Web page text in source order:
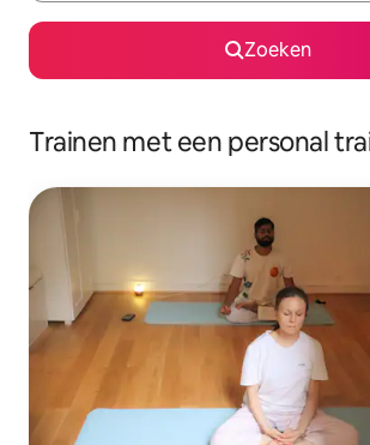
Zoeken
Trainen met een personal